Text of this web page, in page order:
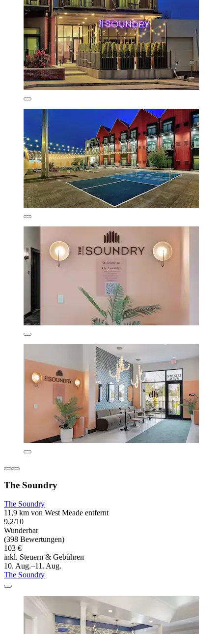
The Soundry
The Soundry
11,9 km von West Meade entfernt
9,2/10
Wunderbar
(398 Bewertungen)
103 €
inkl. Steuern & Gebühren
10. Aug.–11. Aug.
The Soundry